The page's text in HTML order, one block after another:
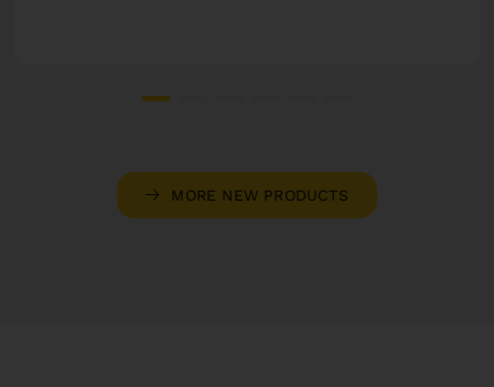
MORE NEW PRODUCTS